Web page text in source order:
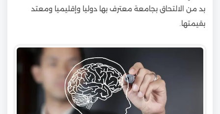
بد من الالتحاق بجامعة معترف بها دوليا وإقليميا ومعتد
بقيمتها.